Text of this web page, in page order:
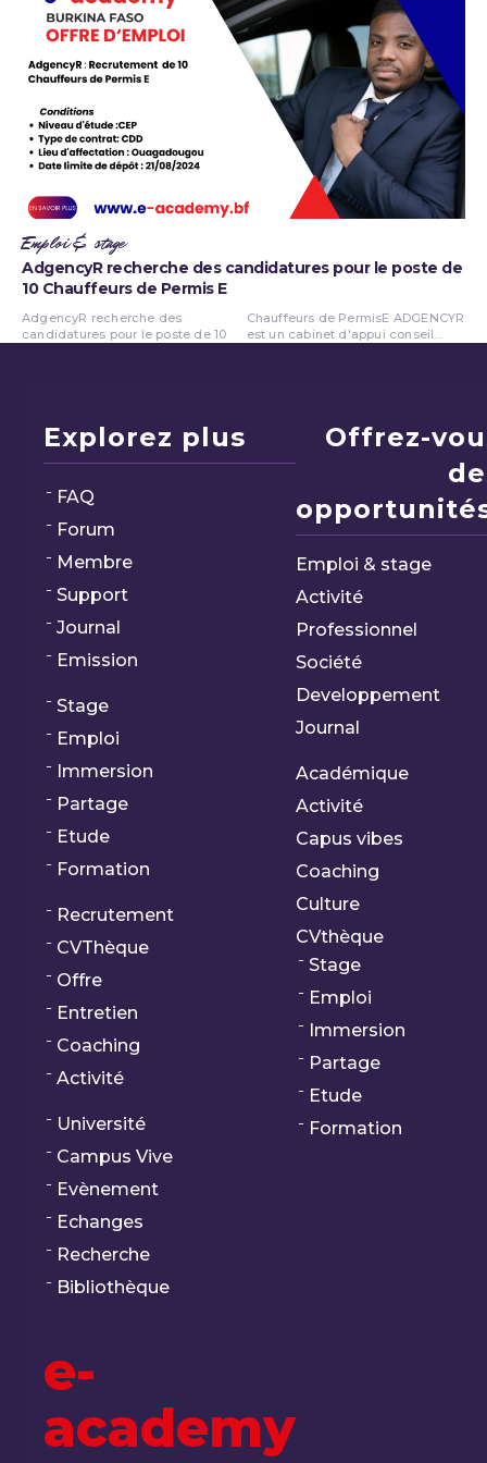
Emploi & stage
AdgencyR recherche des candidatures pour le poste de
10 Chauffeurs de Permis E
AdgencyR recherche des
candidatures pour le poste de 10
Chauffeurs de PermisE ADGENCYR
est un cabinet d'appui conseil...
Explorez plus
FAQ
Forum
Membre
Support
Journal
Emission
Stage
Emploi
Immersion
Partage
Etude
Formation
Recrutement
CVThèque
Offre
Entretien
Coaching
Activité
Université
Campus Vive
Evènement
Echanges
Recherche
Bibliothèque
e-
academy
Offrez-
Emploi & stage
Activité
Professionnel
Société
Developpement
Journal
Académique
Activité
Capus vibes
Coaching
Culture
CVthèque
Stage
Emploi
Immersion
Partage
Etude
Formation